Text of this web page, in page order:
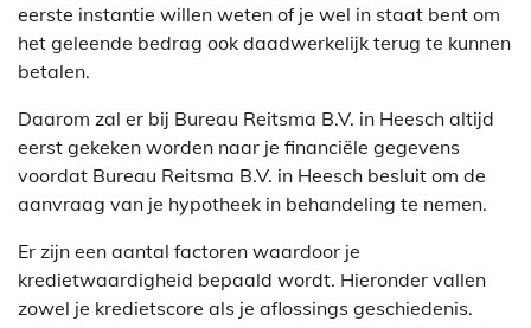
eerste instantie willen weten of je wel in staat bent om
het geleende bedrag ook daadwerkelijk terug te kunnen
betalen.
Daarom zal er bij Bureau Reitsma B.V. in Heesch altijd
eerst gekeken worden naar je financiële gegevens
voordat Bureau Reitsma B.V. in Heesch besluit om de
aanvraag van je hypotheek in behandeling te nemen.
Er zijn een aantal factoren waardoor je
kredietwaardigheid bepaald wordt. Hieronder vallen
zowel je kredietscore als je aflossings geschiedenis.